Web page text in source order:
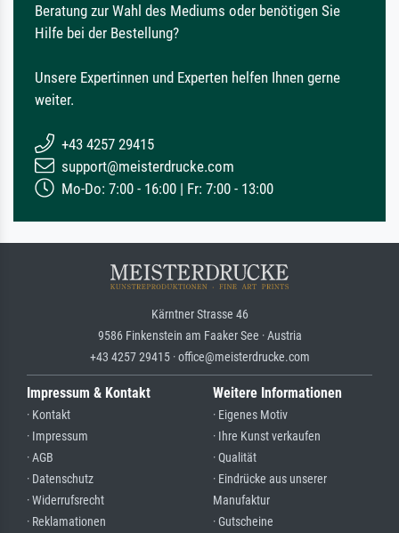
Beratung zur Wahl des Mediums oder benötigen Sie
Hilfe bei der Bestellung?
Unsere Expertinnen und Experten helfen Ihnen gerne
weiter.
+43 4257 29415
support@meisterdrucke.com
Mo-Do: 7:00 - 16:00 | Fr: 7:00 - 13:00
Kärntner Strasse 46
9586 Finkenstein am Faaker See · Austria
+43 4257 29415 · office@meisterdrucke.com
Impressum & Kontakt
· Kontakt
· Impressum
· AGB
· Datenschutz
· Widerrufsrecht
· Reklamationen
Weitere Informationen
· Eigenes Motiv
· Ihre Kunst verkaufen
· Qualität
· Eindrücke aus unserer
Manufaktur
· Gutscheine